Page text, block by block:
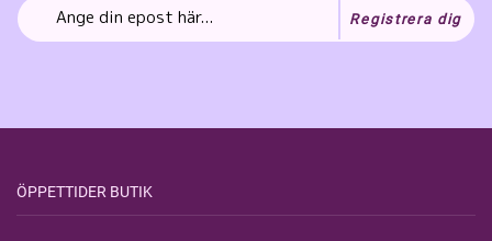
Registrera dig
ÖPPETTIDER BUTIK